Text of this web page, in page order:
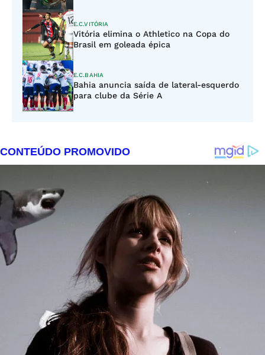
E.C.VITÓRIA
Vitória elimina o Athletico na Copa do
Brasil em goleada épica
E.C.BAHIA
Bahia anuncia saída de lateral-esquerdo
para clube da Série A